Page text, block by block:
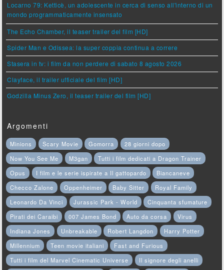
Locarno 79: Ketticè, un adolescente in cerca di senso all'interno di un
mondo programmaticamente insensato
The Echo Chamber, il teaser trailer del film [HD]
Spider Man e Odissea: la super coppia continua a correre
Stasera in tv: i film da non perdere di sabato 8 agosto 2026
Clayface, il trailer ufficiale del film [HD]
Godzilla Minus Zero, il teaser trailer del film [HD]
Argomenti
Minions Scary Movie Gomorra
28 giorni dopo
Now You See Me
M3gan
Tutti i film dedicati a Dragon Trainer
Opus
I film e le serie ispirate a Il gattopardo
Biancaneve
Checco Zalone
Oppenheimer Baby Sitter
Royal Family
Leonardo Da Vinci
Jurassic Park - World
Cinquanta sfumature
Pirati dei Caraibi
007 James Bond Auto da corsa
Virus
Indiana Jones
Unbreakable Robert Langdon
Harry Potter
Millennium
Teen movie italiani
Fast and Furious
Tutti i film del Marvel Cinematic Universe
Il signore degli anelli